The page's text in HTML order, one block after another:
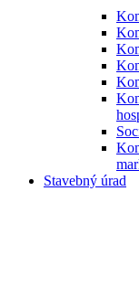
Stavebný úrad